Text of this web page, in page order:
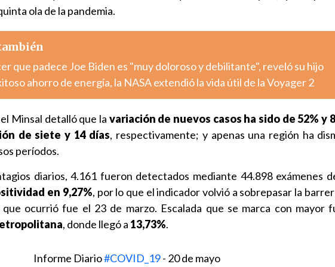
ola de la pandemia.
que padece Joe Biden es "muy doloroso y debilitante", reveló su hijo
ahorro de energía, la NASA extendió la vida útil de la Voyager 2
Minsal detalló que la variación de nuevos casos ha sido de 52% y
de siete y 14 días, respectivamente; y apenas una región ha
períodos.
diarios, 4.161 fueron detectados mediante 44.898 exámenes
en 9,27%, por lo que el indicador volvió a sobrepasar la
ocurrió fue el 23 de marzo. Escalada que se marca con mayor
, donde llegó a 13,73%.
Informe Diario#COVID_19- 20 de mayo